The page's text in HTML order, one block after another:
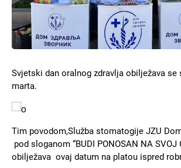
Svjetski dan oralnog zdravlja obilježava se
marta.
Slika
Tim povodom,Služba stomatogije JZU
pod sloganom “BUDI PONOSAN NA SVOJ
obilježava ovaj datum na platou ispred